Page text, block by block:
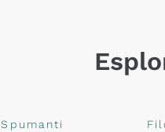
Spumanti